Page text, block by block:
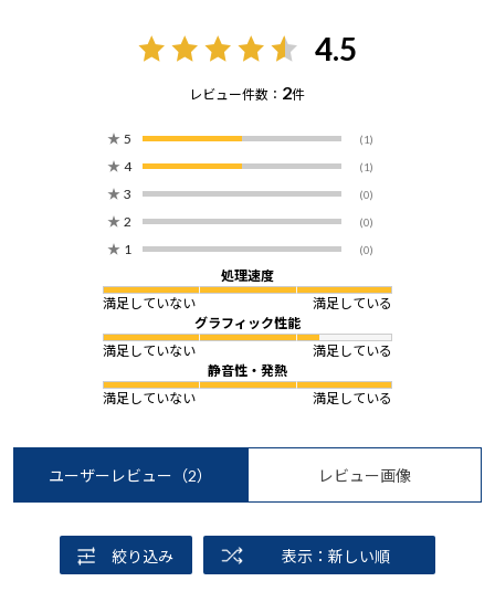
4.5
レビュー件数： 2件
★ 5 (1)
★ 4 (1)
★ 3 (0)
★ 2 (0)
★ 1 (0)
処理速度
満足していない
満足している
グラフィック性能
満足していない
満足している
静音性・発熱
満足していない
満足している
ユーザーレビュー （2） レビュー画像
絞り込み 表示：新しい順